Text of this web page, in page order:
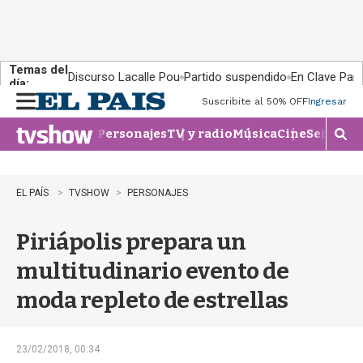
Temas del
día:
Discurso Lacalle Pou Partido suspendido En Clave País
n
u
Suscribite al 50% OFFIngresar
PersonajesTV y radioMúsicaCineSeries
M
o
EL PAÍS TVSHOW PERSONAJES
Piriápolis prepara un
multitudinario evento de
moda repleto de estrellas
23/02/2018, 00:34